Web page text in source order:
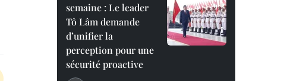
semaine : Le leader
Tô Lâm demande
d’unifier la
perception pour une
sécurité proactive